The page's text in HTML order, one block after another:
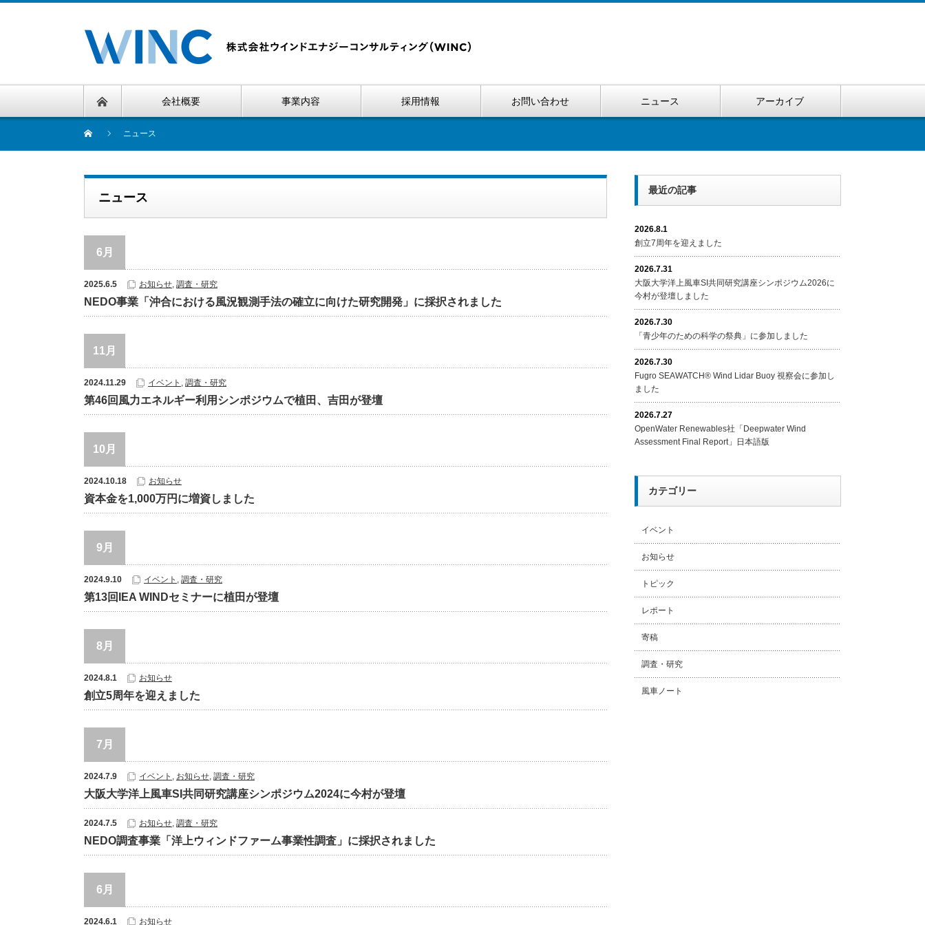
会社概要 事業内容 採用情報 お問い合わせ ニュース アーカイブ
ニュース
ニュース
6月
2025.6.5 お知らせ, 調査・研究
NEDO事業「沖合における風況観測手法の確立に向けた研究開発」に採択されました
11月
2024.11.29 イベント , 調査・研究
第46回風力エネルギー利用シンポジウムで植田、吉田が登壇
10月
2024.10.18 お知らせ
資本金を1,000万円に増資しました
9月
2024.9.10 イベント , 調査・研究
第13回IEA WINDセミナーに植田が登壇
8月
2024.8.1 お知らせ
創立5周年を迎えました
7月
2024.7.9 イベント , お知らせ, 調査・研究
大阪大学洋上風車SI共同研究講座シンポジウム2024に今村が登壇
2024.7.5 お知らせ, 調査・研究
NEDO調査事業「洋上ウィンドファーム事業性調査」に採択されました
6月
2024.6.1 お知らせ
最近の記事
2026.8.1
創立7周年を迎えました
2026.7.31
大阪大学洋上風車SI共同研究講座シンポジウム2026に
今村が登壇しました
2026.7.30
「青少年のための科学の祭典」に参加しました
2026.7.30
Fugro SEAWATCH® Wind Lidar Buoy 視察会に参加し
ました
2026.7.27
OpenWater Renewables社「Deepwater Wind
Assessment Final Report」日本語版
カテゴリー
イベント
お知らせ
トピック
レポート
寄稿
調査・研究
風車ノート